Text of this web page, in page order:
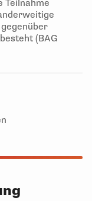
Teilnahme
(BAG